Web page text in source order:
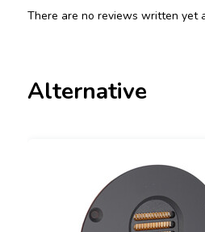
There are no reviews written yet
Alternative